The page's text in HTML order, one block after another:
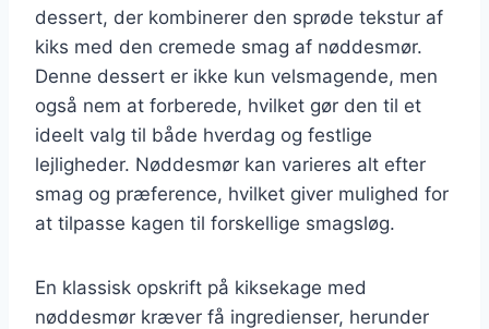
dessert, der kombinerer den sprøde tekstur af
kiks med den cremede smag af nøddesmør.
Denne dessert er ikke kun velsmagende, men
også nem at forberede, hvilket gør den til et
ideelt valg til både hverdag og festlige
lejligheder. Nøddesmør kan varieres alt efter
smag og præference, hvilket giver mulighed for
at tilpasse kagen til forskellige smagsløg.
En klassisk opskrift på kiksekage med
nøddesmør kræver få ingredienser, herunder